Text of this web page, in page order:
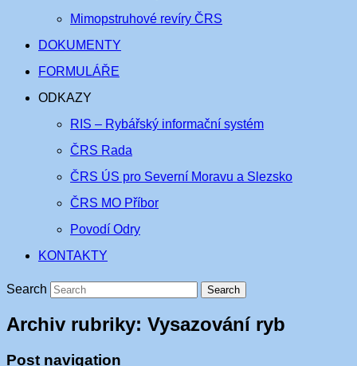
Mimopstruhové revíry ČRS
DOKUMENTY
FORMULÁŘE
ODKAZY
RIS – Rybářský informační systém
ČRS Rada
ČRS ÚS pro Severní Moravu a Slezsko
ČRS MO Příbor
Povodí Odry
KONTAKTY
Search
Archiv rubriky: Vysazování ryb
Post navigation